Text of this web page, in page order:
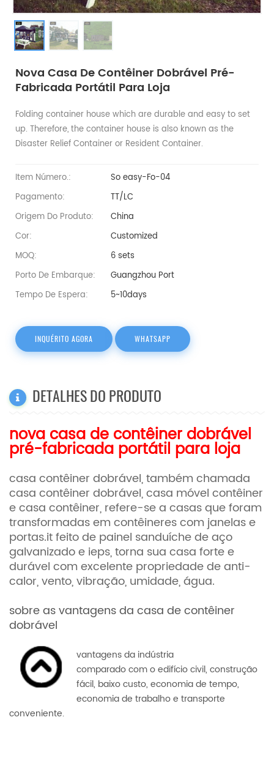
Nova Casa De Contêiner Dobrável Pré-
Fabricada Portátil Para Loja
Folding container house which are durable and easy to set
up. Therefore, the container house is also known as the
Disaster Relief Container or Resident Container.
Item Número.:
So easy-Fo-04
Pagamento:
TT/LC
Origem Do Produto:
China
Cor:
Customized
MOQ:
6 sets
Porto De Embarque:
Guangzhou Port
Tempo De Espera:
5~10days
INQUÉRITO AGORA WHATSAPP
DETALHES DO PRODUTO
nova casa de contêiner dobrável
pré-fabricada portátil para loja
casa contêiner dobrável, também chamada
casa contêiner dobrável, casa móvel contêiner
e casa contêiner, refere-se a casas que foram
transformadas em contêineres com janelas e
portas.itfeito de painel sanduíche de aço
galvanizado e ieps, torna sua casa forte e
durável com excelente propriedade de anti-
calor, vento, vibração, umidade, água.
sobre as vantagens da casa de contêiner
dobrável
vantagens da indústria
comparado com o edifício civil, construção
fácil, baixo custo, economia de tempo,
economia de trabalho e transporte
conveniente.